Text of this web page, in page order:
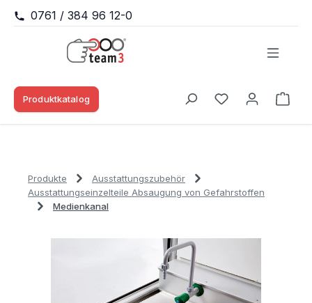
Zum Hauptinhalt springen
0761 / 384 96 12-0
Produktkatalog
Du hast 0
Produkte
Ausstattungszubehör
Ausstattungseinzelteile Absaugung von Gefahrstoffen
Medienkanal